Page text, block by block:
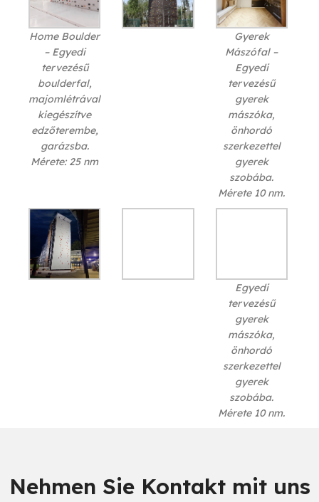
Home Boulder
– Egyedi
tervezésű
boulderfal,
majomlétrával
kiegészítve
edzőterembe,
garázsba.
Mérete: 25 nm
Gyerek
Mászófal –
Egyedi
tervezésű
gyerek
mászóka,
önhordó
szerkezettel
gyerek
szobába.
Mérete 10 nm.
Egyedi
tervezésű
gyerek
mászóka,
önhordó
szerkezettel
gyerek
szobába.
Mérete 10 nm.
Nehmen Sie Kontakt mit uns